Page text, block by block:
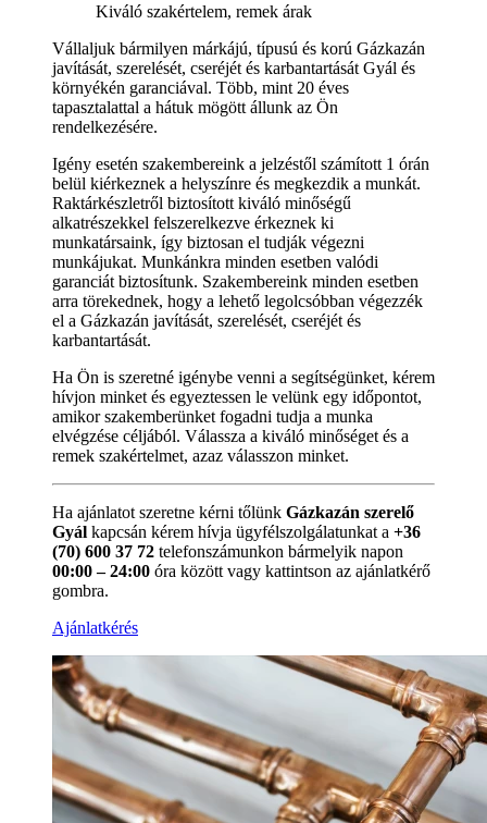
Kiváló szakértelem, remek árak
Vállaljuk bármilyen márkájú, típusú és korú Gázkazán
javítását, szerelését, cseréjét és karbantartását Gyál és
környékén garanciával. Több, mint 20 éves
tapasztalattal a hátuk mögött állunk az Ön
rendelkezésére.
Igény esetén szakembereink a jelzéstől számított 1 órán
belül kiérkeznek a helyszínre és megkezdik a munkát.
Raktárkészletről biztosított kiváló minőségű
alkatrészekkel felszerelkezve érkeznek ki
munkatársaink, így biztosan el tudják végezni
munkájukat. Munkánkra minden esetben valódi
garanciát biztosítunk. Szakembereink minden esetben
arra törekednek, hogy a lehető legolcsóbban végezzék
el a Gázkazán javítását, szerelését, cseréjét és
karbantartását.
Ha Ön is szeretné igénybe venni a segítségünket, kérem
hívjon minket és egyeztessen le velünk egy időpontot,
amikor szakemberünket fogadni tudja a munka
elvégzése céljából. Válassza a kiváló minőséget és a
remek szakértelmet, azaz válasszon minket.
Ha ajánlatot szeretne kérni tőlünk Gázkazán szerelő
Gyál kapcsán kérem hívja ügyfélszolgálatunkat a +36
(70) 600 37 72 telefonszámunkon bármelyik napon
00:00 – 24:00 óra között vagy kattintson az ajánlatkérő
gombra.
Ajánlatkérés